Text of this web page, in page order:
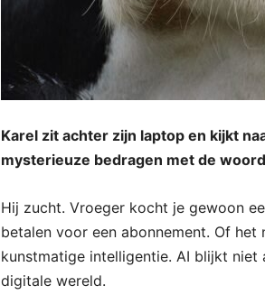
Karel zit achter zijn laptop en kijkt
mysterieuze bedragen met de
Hij zucht. Vroeger kocht je gewoon
betalen voor een abonnement. Of
kunstmatige intelligentie. AI blijkt niet
digitale wereld.